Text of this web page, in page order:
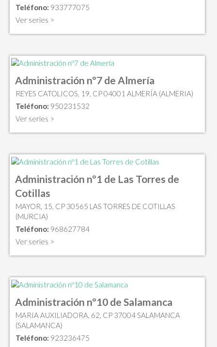
Teléfono: 933777075
Ver series >
Administración nº7 de Almería
REYES CATOLICOS, 19, CP 04001 ALMERÍA (ALMERIA)
Teléfono: 950231532
Ver series >
Administración nº1 de Las Torres de
Cotillas
MAYOR, 15, CP 30565 LAS TORRES DE COTILLAS
(MURCIA)
Teléfono: 968627784
Ver series >
Administración nº10 de Salamanca
MARIA AUXILIADORA, 62, CP 37004 SALAMANCA
(SALAMANCA)
Teléfono: 923236475